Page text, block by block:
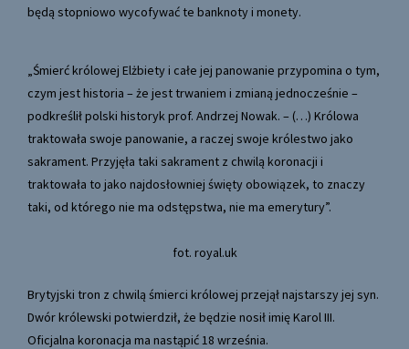
będą stopniowo wycofywać te banknoty i monety.
„Śmierć królowej Elżbiety i całe jej panowanie przypomina o tym,
czym jest historia – że jest trwaniem i zmianą jednocześnie –
podkreślił polski historyk prof. Andrzej Nowak. – (…) Królowa
traktowała swoje panowanie, a raczej swoje królestwo jako
sakrament. Przyjęła taki sakrament z chwilą koronacji i
traktowała to jako najdosłowniej święty obowiązek, to znaczy
taki, od którego nie ma odstępstwa, nie ma emerytury”.
fot. royal.uk
Brytyjski tron z chwilą śmierci królowej przejął najstarszy jej syn.
Dwór królewski potwierdził, że będzie nosił imię Karol III.
Oficjalna koronacja ma nastąpić 18 września.